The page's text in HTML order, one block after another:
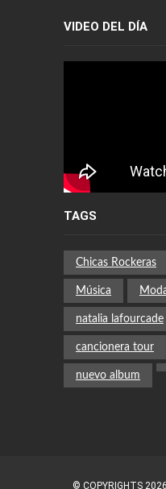
VIDEO DEL DÍA
TAGS
Chicas Rockeras
Música
natalia lafourcade
cancionera tour
nuevo album
© COPYRIGHTS